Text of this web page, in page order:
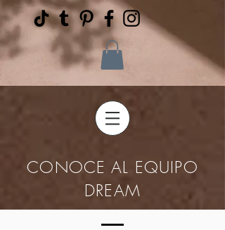
CONOCE AL EQUIPO
DREAM